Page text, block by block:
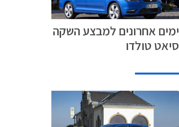
ימים אחרונים למבצע השקה
סיאט טולדו